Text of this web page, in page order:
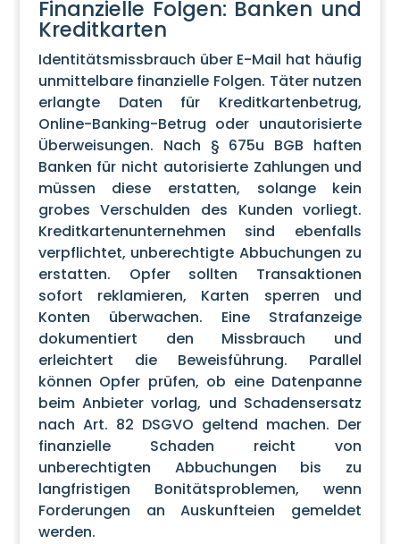
Finanzielle Folgen: Banken und
Kreditkarten
Identitätsmissbrauch über E-Mail hat häufig
unmittelbare finanzielle Folgen. Täter nutzen
erlangte Daten für Kreditkartenbetrug,
Online-Banking-Betrug oder unautorisierte
Überweisungen. Nach § 675u BGB haften
Banken für nicht autorisierte Zahlungen und
müssen diese erstatten, solange kein
grobes Verschulden des Kunden vorliegt.
Kreditkartenunternehmen sind ebenfalls
verpflichtet, unberechtigte Abbuchungen zu
erstatten. Opfer sollten Transaktionen
sofort reklamieren, Karten sperren und
Konten überwachen. Eine Strafanzeige
dokumentiert den Missbrauch und
erleichtert die Beweisführung. Parallel
können Opfer prüfen, ob eine Datenpanne
beim Anbieter vorlag, und Schadensersatz
nach Art. 82 DSGVO geltend machen. Der
finanzielle Schaden reicht von
unberechtigten Abbuchungen bis zu
langfristigen Bonitätsproblemen, wenn
Forderungen an Auskunfteien gemeldet
werden.